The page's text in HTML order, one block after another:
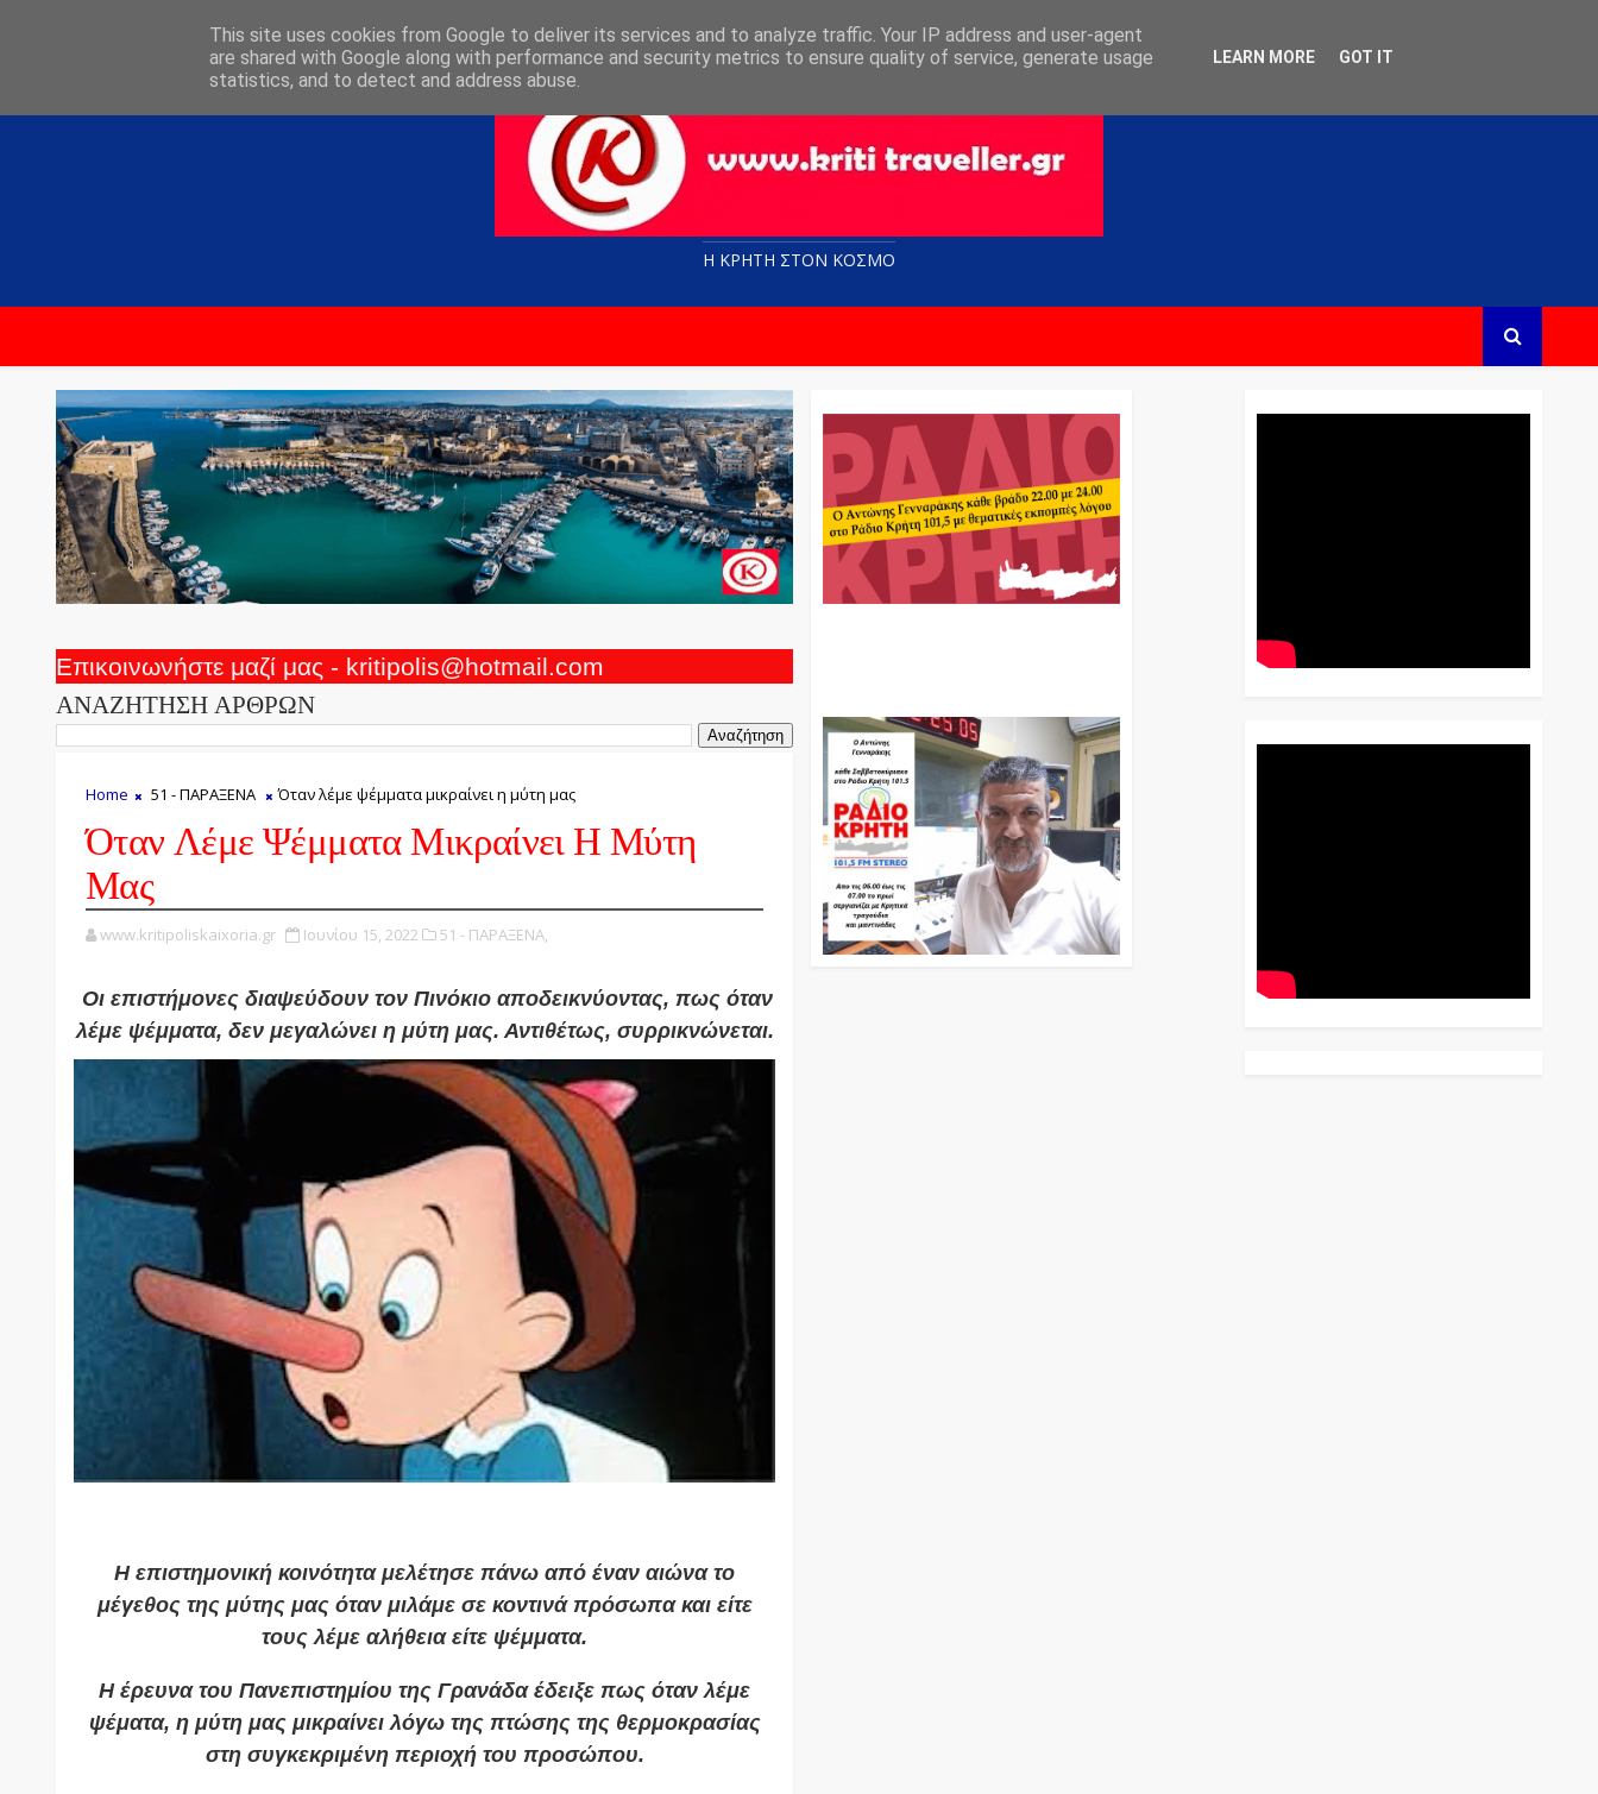
Η ΚΡΗΤΗ ΣΤΟN KOΣΜΟ
Επικοινωνήστε μαζί μας - kritipolis@hotmail.com
ΑΝΑΖΗΤΗΣΗ ΑΡΘΡΩΝ
Home 51 - ΠΑΡΑΞΕΝΑ Όταν λέμε ψέμματα μικραίνει η μύτη μας
Όταν Λέμε Ψέμματα Μικραίνει Η Μύτη
Μας
www.kritipoliskaixoria.gr Ιουνίου 15, 2022 51 - ΠΑΡΑΞΕΝΑ,
Οι επιστήμονες διαψεύδουν τον Πινόκιο αποδεικνύοντας, πως όταν
λέμε ψέμματα, δεν μεγαλώνει η μύτη μας. Αντιθέτως, συρρικνώνεται.
Η επιστημονική κοινότητα μελέτησε πάνω από έναν αιώνα το
μέγεθος της μύτης μας όταν μιλάμε σε κοντινά πρόσωπα και είτε
τους λέμε αλήθεια είτε ψέμματα.
Η έρευνα του Πανεπιστημίου της Γρανάδα έδειξε πως όταν λέμε
ψέματα, η μύτη μας μικραίνει λόγω της πτώσης της θερμοκρασίας
στη συγκεκριμένη περιοχή του προσώπου.
This site uses cookies from Google to deliver its services and to analyze traffic. Your IP address and user-agent
are shared with Google along with performance and security metrics to ensure quality of service, generate usage
statistics, and to detect and address abuse.
LEARN MORE GOT IT